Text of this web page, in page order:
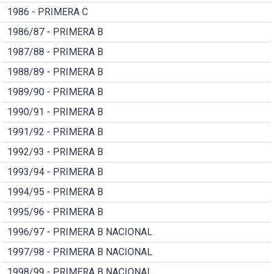
1986 - PRIMERA C
1986/87 - PRIMERA B
1987/88 - PRIMERA B
1988/89 - PRIMERA B
1989/90 - PRIMERA B
1990/91 - PRIMERA B
1991/92 - PRIMERA B
1992/93 - PRIMERA B
1993/94 - PRIMERA B
1994/95 - PRIMERA B
1995/96 - PRIMERA B
1996/97 - PRIMERA B NACIONAL
1997/98 - PRIMERA B NACIONAL